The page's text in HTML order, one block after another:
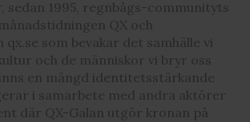
sedan 1995, regnbågs-communityts
QX och
som bevakar det samhälle vi
och de människor vi bryr oss
en mängd identitetsstärkande
i samarbete med andra aktörer
där QX-Galan utgör kronan på